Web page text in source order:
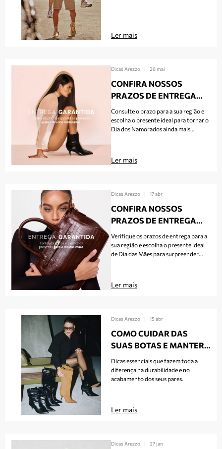
Ler mais
Dicas Arezzo | 26 mai
CONFIRA NOSSOS
PRAZOS DE ENTREGA
PARA O DIA DOS
NAMORADOS!
Consulte o prazo para a sua região e
escolha o presente ideal para tornar o
Dia dos Namorados ainda mais
Ler mais
Dicas Arezzo | 17 abr
CONFIRA NOSSOS
PRAZOS DE ENTREGA
PARA O DIA DAS MÃES!
Verifique os prazos de entrega para a
sua região e escolha o presente ideal
de Dia das Mães para surpreender
Ler mais
Dicas Arezzo | 15 abr
COMO CUIDAR DAS
SUAS BOTAS E MANTER
O VISUAL IMPECÁVEL
Dicas essenciais que fazem toda a
diferença na durabilidade e no
acabamento dos seus pares.
Ler mais
Dicas Arezzo | 27 jan